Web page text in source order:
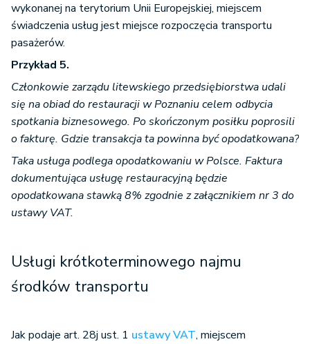
wykonanej na terytorium Unii Europejskiej, miejscem
świadczenia usług jest miejsce rozpoczęcia transportu
pasażerów.
Przykład 5.
Członkowie zarządu litewskiego przedsiębiorstwa udali
się na obiad do restauracji w Poznaniu celem odbycia
spotkania biznesowego. Po skończonym posiłku poprosili
o fakturę. Gdzie transakcja ta powinna być opodatkowana?
Taka usługa podlega opodatkowaniu w Polsce. Faktura
dokumentująca usługę restauracyjną będzie
opodatkowana stawką 8% zgodnie z załącznikiem nr 3 do
ustawy VAT.
Usługi krótkoterminowego najmu
środków transportu
Jak podaje art. 28j ust. 1 ustawy VAT, miejscem